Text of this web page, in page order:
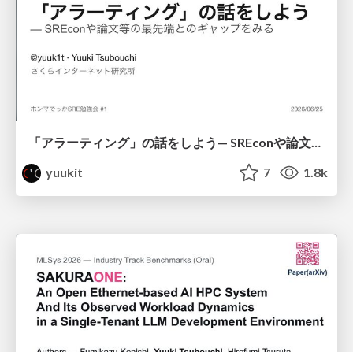
「アラーティング」の話をしよう— SREconや論文等の最先端とのギャップをみる
yuukit
7 1.8k